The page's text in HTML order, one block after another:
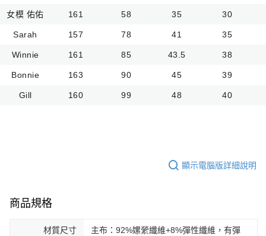
女模 佑佑 161 58 35 30
Sarah 157 78 41 35
Winnie 161 85 43.5 38
Bonnie 163 90 45 39
Gill 160 99 48 40
顯示電腦版詳細說明
商品規格
材質尺寸
主布：92%嫘縈纖維+8%彈性纖維，有彈